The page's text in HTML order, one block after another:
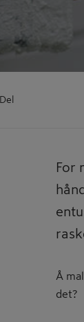
Del
For
Å
det?